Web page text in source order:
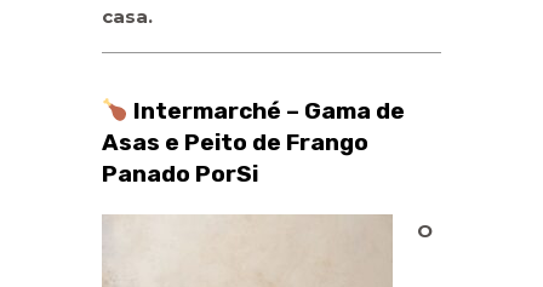
casa.
Intermarché – Gama de
Asas e Peito de Frango
Panado PorSi
O